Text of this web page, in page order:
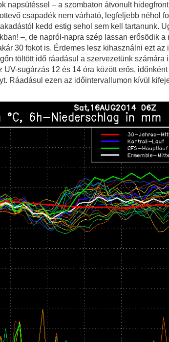
napsütéssel – a szombaton átvonult
csapadék nem várható, legfeljebb néhol
kedd estig sehol sem kell tartanunk.
–, de napról-napra szép lassan erősödik a
30 fokot is. Érdemes lesz kihasználni ezt az
töltött idő ráadásul a szervezetünk számára
sugárzás 12 és 14 óra között erős,
Ráadásul ezen az időintervallumon kívül